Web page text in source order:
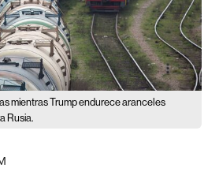
mientras Trump endurece aranceles
Rusia.